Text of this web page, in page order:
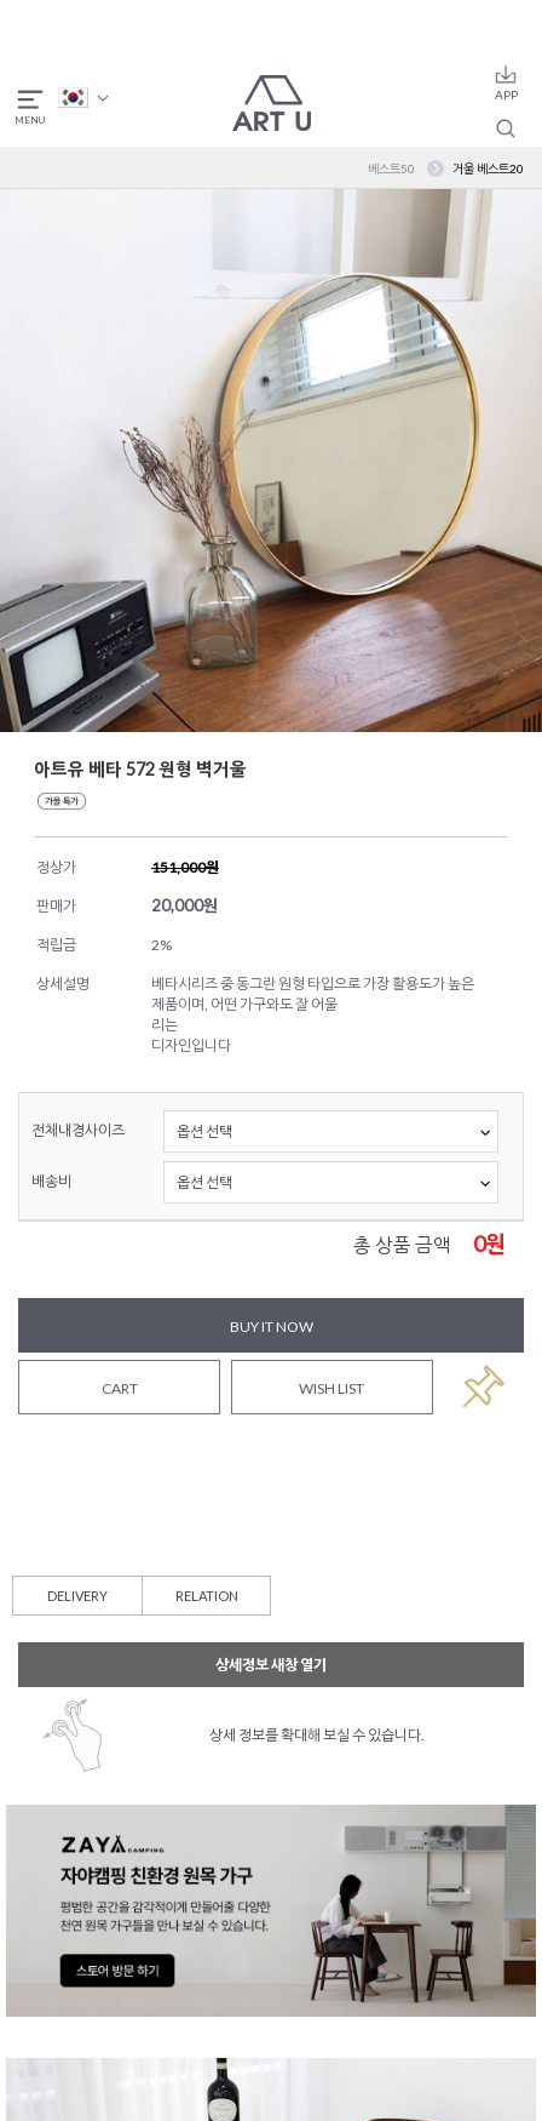
베스트50 거울 베스트20
아트유 베타 572 원형 벽거울
정상가 151,000원
판매가 20,000원
적립금 2%
상세설명
베타시리즈 중 동그란 원형 타입으로 가장 활용도가 높은
제품이며, 어떤 가구와도 잘 어울
리는
디자인입니다
전체내경사이즈
배송비
총 상품 금액 0원
BUY IT NOW
CART WISH LIST
DELIVERY RELATION
상세정보 새창 열기
상세 정보를 확대해 보실 수 있습니다.